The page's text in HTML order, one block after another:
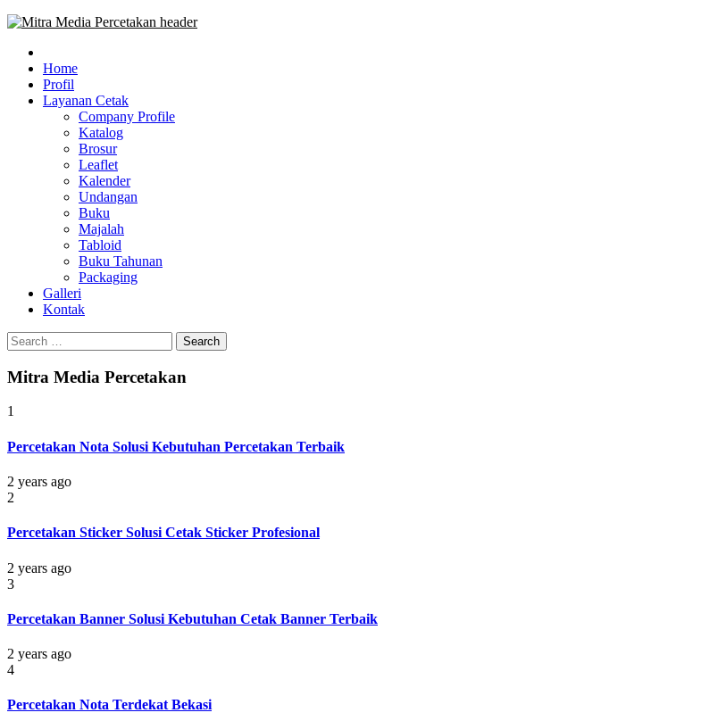
Mitra Media Percetakan Bekasi 0813-1670-6191
0813-1670-6191 (Call/WA) Perusahaan Tempat Alamat Jasa Pusat Percetakan Bekasi Barat Timur Utara Selatan Murah 24 Jam
Home
Profil
Layanan Cetak
Company Profile
Katalog
Brosur
Leaflet
Kalender
Undangan
Buku
Majalah
Tabloid
Buku Tahunan
Packaging
Galleri
Kontak
Search
for:
Mitra Media Percetakan
1
Percetakan Nota Solusi Kebutuhan Percetakan Terbaik
2 years ago
2
Percetakan Sticker Solusi Cetak Sticker Profesional
2 years ago
3
Percetakan Banner Solusi Kebutuhan Cetak Banner Terbaik
2 years ago
4
Percetakan Nota Terdekat Bekasi